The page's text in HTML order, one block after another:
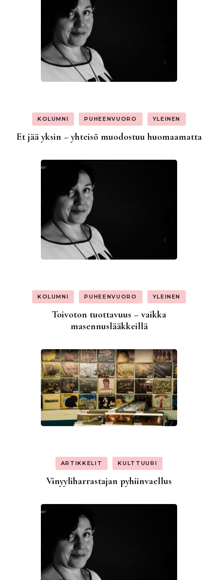
KOLUMNI PUHEENVUORO YLEINEN
Et jää yksin – yhteisö muodostuu huomaamatta
KOLUMNI PUHEENVUORO YLEINEN
Toivoton tuottavuus – vaikka
masennuslääkkeillä
ARTIKKELIT KULTTUURI
Vinyyliharrastajan pyhiinvaellus